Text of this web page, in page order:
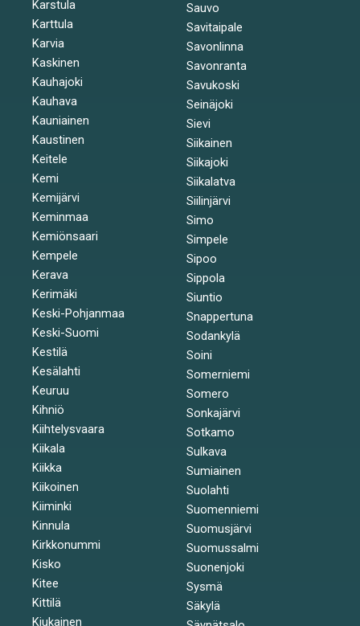
Karstula
Karttula
Karvia
Kaskinen
Kauhajoki
Kauhava
Kauniainen
Kaustinen
Keitele
Kemi
Kemijärvi
Keminmaa
Kemiönsaari
Kempele
Kerava
Kerimäki
Keski-Pohjanmaa
Keski-Suomi
Kestilä
Kesälahti
Keuruu
Kihniö
Kiihtelysvaara
Kiikala
Kiikka
Kiikoinen
Kiiminki
Kinnula
Kirkkonummi
Kisko
Kitee
Kittilä
Kiukainen
Sauvo
Savitaipale
Savonlinna
Savonranta
Savukoski
Seinäjoki
Sievi
Siikainen
Siikajoki
Siikalatva
Siilinjärvi
Simo
Simpele
Sipoo
Sippola
Siuntio
Snappertuna
Sodankylä
Soini
Somerniemi
Somero
Sonkajärvi
Sotkamo
Sulkava
Sumiainen
Suolahti
Suomenniemi
Suomusjärvi
Suomussalmi
Suonenjoki
Sysmä
Säkylä